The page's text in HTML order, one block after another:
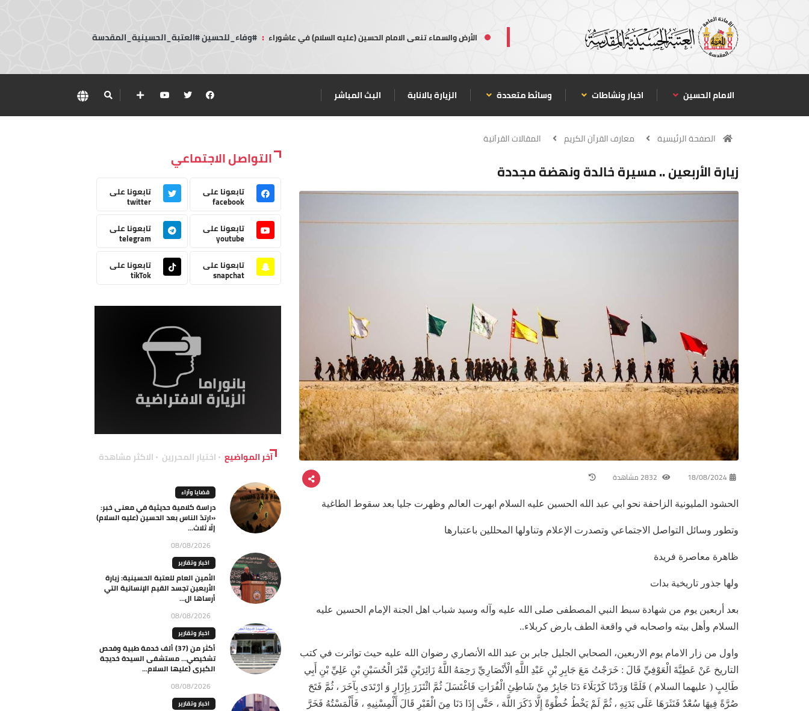
الأرض والسماء تنعى الامام الحسين (عليه السلام) في عاشوراء : #وفاء_للحسين #العتبة_الحسينية_المقدسة
الامام الحسين اخبار ونشاطات وسائط متعددة الزيارة بالانابة البث المباشر
الصفحة الرئيسية معارف القرآن الكريم المقالات القراَنية
زيارة الأربعين .. مسيرة خالدة ونهضة مجددة
18/08/2024
الحشود المليونية الزاحفة نحو ابي عبد الله الحسين عليه السلام ابهرت العالم وظهرت جليا بعد سقوط الطاغية
وتطور وسائل التواصل الاجتماعي وتصدرت الإعلام وتناولها المحللين باعتبارها
ظاهرة معاصرة فريدة
ولها جذور تاريخية بدات
بعد أربعين يوم من شهادة سبط النبي المصطفى صلى الله عليه وآله وسيد شباب اهل الجنة الإمام الحسين عليه
السلام وأهل بيته واصحابه في واقعة الطف بارض كربلاء..
واول من زار الامام يوم الاربعين، الصحابي الجليل جابر بن عبد الله الأنصاري رضوان الله عليه حيث تواترت في كتب
التاريخ عَنْ عَطِيَّةَ الْعَوْفِيِّ قَالَ : خَرَجْتُ مَعَ جَابِرِ بْنِ عَبْدِ اللَّهِ الْأَنْصَارِيِّ رَحِمَهُ اللَّهُ زَائِرَيْنِ قَبْرَ الْحُسَيْنِ بْنِ عَلِيِّ بْنِ أَبِي
طَالِبٍ ( عليهما السلام ) فَلَمَّا وَرَدْنَا كَرْبَلَاءَ دَنَا جَابِرٌ مِنْ شَاطِئِ الْفُرَاتِ فَاغْتَسَلَ ثُمَّ ائْتَزَرَ بِإِزَارٍ وَ ارْتَدَى بِآخَرَ ، ثُمَّ فَتَحَ
صُرَّةً فِيهَا سُعْدٌ فَنَثَرَهَا عَلَى بَدَنِهِ ، ثُمَّ لَمْ يَخْطُ خُطْوَةً إِلَّا ذَكَرَ اللَّهَ ، حَتَّى إِذَا دَنَا مِنَ الْقَبْرِ قَالَ أَلْمِسْنِيهِ ، فَأَلْمَسْتُهُ فَخَرَّ
التواصل الاجتماعي
تابعونا على
facebook
تابعونا على
twitter
تابعونا على
youtube
تابعونا على
telegram
تابعونا على
snapchat
تابعونا على
tikTok
آخر المواضيع اختيار المحررين الاكثر مشاهدة
قضايا وآراء
دراسة كلامية حديثية في معنى خبر:
«ارتدّ الناس بعد الحسين (عليه السلام)
إلّا ثلاث...
08/08/2026
اخبار وتقارير
الأمين العام للعتبة الحسينية: زيارة
الأربعين تجسد القيم الإنسانية التي
أرساها ال...
08/08/2026
اخبار وتقارير
أكثر من (37) ألف خدمة طبية وفحص
تشخيصي… مستشفى السيدة خديجة
الكبرى (عليها السلام...
08/08/2026
اخبار وتقارير